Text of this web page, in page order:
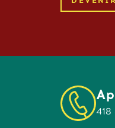
418